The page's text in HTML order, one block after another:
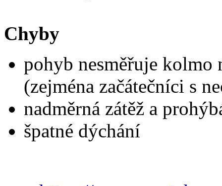
Chyby
pohyb nesměřuje kolmo
(zejména začátečníci s
nadměrná zátěž a
špatné dýchání